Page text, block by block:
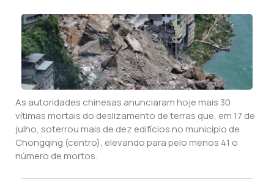
As autoridades chinesas anunciaram hoje mais 30
vítimas mortais do deslizamento de terras que, em 17 de
julho, soterrou mais de dez edifícios no município de
Chongqing (centro), elevando para pelo menos 41 o
número de mortos.